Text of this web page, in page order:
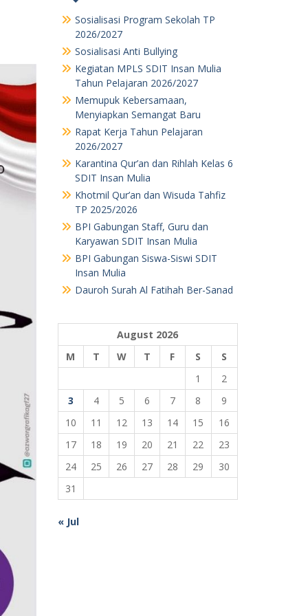
Sosialisasi Program Sekolah TP
2026/2027
Sosialisasi Anti Bullying
Kegiatan MPLS SDIT Insan Mulia
Tahun Pelajaran 2026/2027
Memupuk Kebersamaan,
Menyiapkan Semangat Baru
Rapat Kerja Tahun Pelajaran
2026/2027
Karantina Qur’an dan Rihlah Kelas 6
SDIT Insan Mulia
Khotmil Qur’an dan Wisuda Tahfiz
TP 2025/2026
BPI Gabungan Staff, Guru dan
Karyawan SDIT Insan Mulia
BPI Gabungan Siswa-Siswi SDIT
Insan Mulia
Dauroh Surah Al Fatihah Ber-Sanad
August 2026
M
T W T F S
S
1
2
3
4 5 6 7 8
9
10
11 12 13 14 15
16
17
18 19 20 21 22
23
24
25 26 27 28 29
30
31
« Jul